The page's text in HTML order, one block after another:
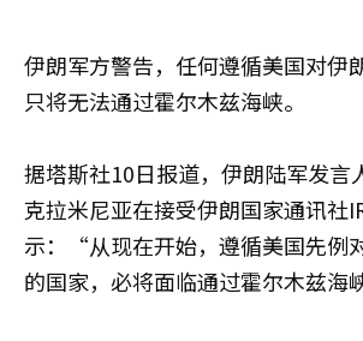
伊朗军方警告，任何遵循美国对伊
只将无法通过霍尔木兹海峡。
据塔斯社10日报道，伊朗陆军发
克拉米尼亚在接受伊朗国家通讯社
示：“从现在开始，遵循美国先例
的国家，必将面临通过霍尔木兹海